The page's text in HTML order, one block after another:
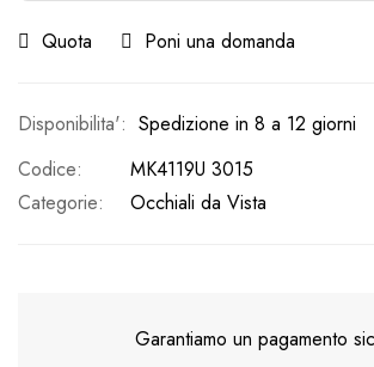
Quota Poni una domanda
Spedizione in 8 a 12 giorni
Codice
MK4119U 3015
Categorie:
Occhiali da Vista
Garantiamo un pagamento